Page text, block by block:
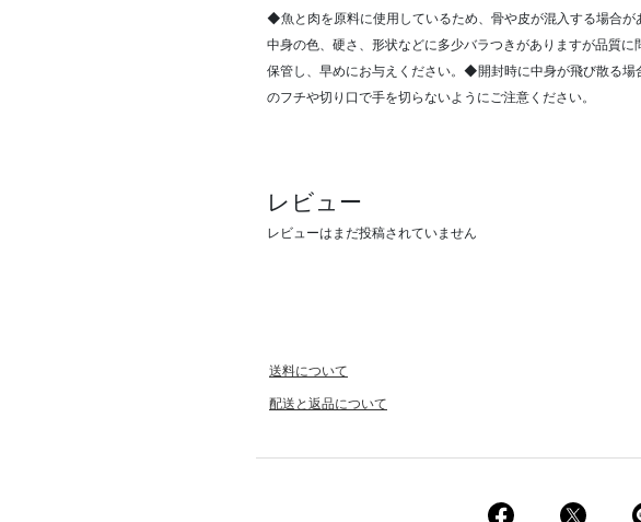
◆魚と肉を原料に使用しているため、骨や皮が混入する場合
中身の色、硬さ、形状などに多少バラつきがありますが品質
保管し、早めにお与えください。◆開封時に中身が飛び散る
のフチや切り口で手を切らないようにご注意ください。
レビュー
レビューはまだ投稿されていません
送料について
配送と返品について